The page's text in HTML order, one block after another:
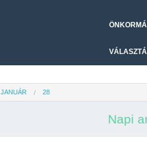
JANUÁR 28
Napi